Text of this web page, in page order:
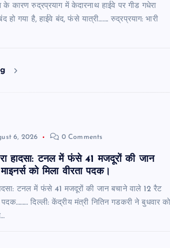
के कारण रुद्रप्रयाग में केदारनाथ हाईवे पर गीड गधेरा
हो गया है, हाईवे बंद, फंसे यात्री……. रुद्रप्रयाग: भारी
6, 2026 0 Comments
हादसा: टनल में फंसे 41 मजदूरों की जान
को मिला वीरता पदक।
टनल में फंसे 41 मजदूरों की जान बचाने वाले 12 रैट
पदक……… दिल्ली: केंद्रीय मंत्री नितिन गडकरी ने बुधवार को